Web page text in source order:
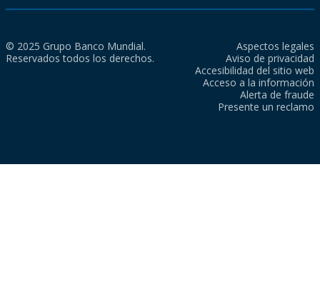
© 2025 Grupo Banco Mundial.
Reservados todos los derechos.
Aspectos legales
Aviso de privacidad
Accesibilidad del sitio web
Acceso a la información
Alerta de fraude
Presente un reclamo